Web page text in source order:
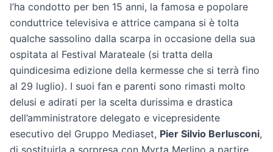
l’ha condotto per ben 15 anni, la famosa e popolare
conduttrice televisiva e attrice campana si è tolta
qualche sassolino dalla scarpa in occasione della sua
ospitata al Festival Marateale (si tratta della
quindicesima edizione della kermesse che si terrà fino
al 29 luglio). I suoi fan e parenti sono rimasti molto
delusi e adirati per la scelta durissima e drastica
dell’amministratore delegato e vicepresidente
esecutivo del Gruppo Mediaset, Pier Silvio Berlusconi,
di sostituirla a sorpresa con Myrta Merlino a partire